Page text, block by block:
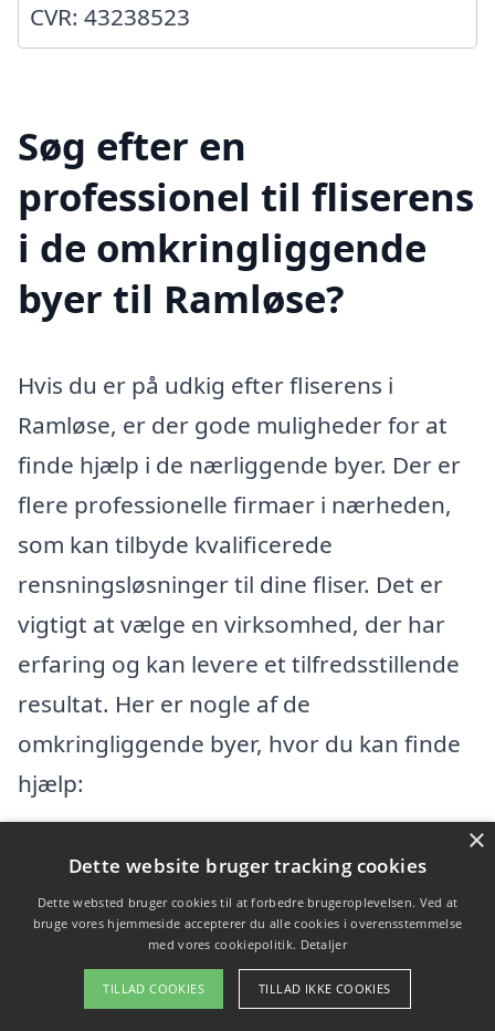
CVR: 43238523
Søg efter en
professionel til fliserens
i de omkringliggende
byer til Ramløse?
Hvis du er på udkig efter fliserens i
Ramløse, er der gode muligheder for at
finde hjælp i de nærliggende byer. Der er
flere professionelle firmaer i nærheden,
som kan tilbyde kvalificerede
rensningsløsninger til dine fliser. Det er
vigtigt at vælge en virksomhed, der har
erfaring og kan levere et tilfredsstillende
resultat. Her er nogle af de
omkringliggende byer, hvor du kan finde
hjælp:
Helsinge
Fredensborg
Humlebæk
Nivå
×
Dette website bruger tracking cookies
Dette websted bruger cookies til at forbedre brugeroplevelsen. Ved at
bruge vores hjemmeside accepterer du alle cookies i overensstemmelse
med vores cookiepolitik. Detaljer
TILLAD COOKIES TILLAD IKKE COOKIES